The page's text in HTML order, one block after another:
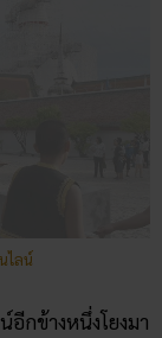
ไลน์
กข้างหนึ่งโยงมา